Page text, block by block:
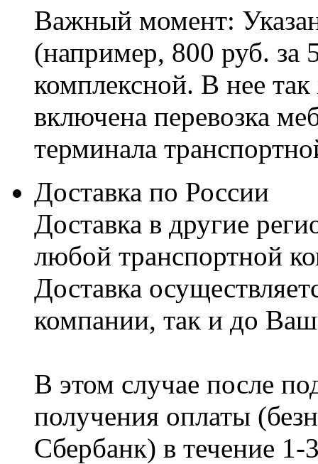
Важный момент:
(например, 800 руб. за
комплексной. В нее
включена перевозка
терминала
Доставка по России
Доставка в другие
любой транспортной
Доставка
компании, так и до
В этом случае после
получения оплаты
Сбербанк) в течение